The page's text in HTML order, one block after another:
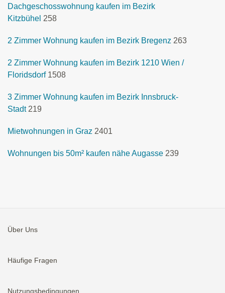
Dachgeschosswohnung kaufen im Bezirk
Kitzbühel 258
2 Zimmer Wohnung kaufen im Bezirk Bregenz 263
2 Zimmer Wohnung kaufen im Bezirk 1210 Wien /
Floridsdorf 1508
3 Zimmer Wohnung kaufen im Bezirk Innsbruck-
Stadt 219
Mietwohnungen in Graz 2401
Wohnungen bis 50m² kaufen nähe Augasse 239
Über Uns
Häufige Fragen
Nutzungsbedingungen